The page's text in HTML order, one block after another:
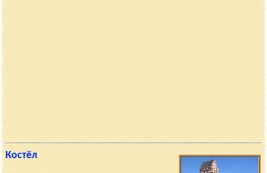
Костёл